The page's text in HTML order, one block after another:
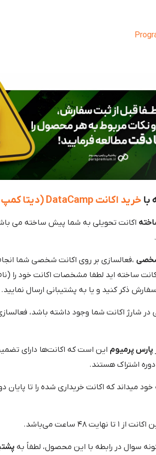
با خرید اکانت DataCamp (دیتا کمپ )
اکانت تحویلی به شما پیش ساخته می
،فعالسازی بر روی اکانت شخصی شما
ساخته اید لطفا مشخصات اکانت خود را
ذکر کنید و یا به پشتیبانی ارسال نمایید.
شارژ اکانت شما وجود داشته باشد،
پارس پرمیوم
اشتراک هستند.
میداند که اکانت خریداری شده را تا پایان
۴۸ ساعت می‌باشد.
سوال در رابطه با این محصول، لطفاً به